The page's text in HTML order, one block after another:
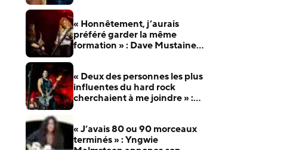
« Honnêtement, j’aurais
préféré garder la même
formation » : Dave Mustaine
Megadeth
« Deux des personnes les plus
influentes du hard rock
cherchaient à me joindre » :
« J’avais 80 ou 90 morceaux
terminés » : Yngwie